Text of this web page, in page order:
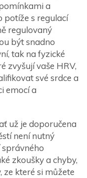
a
potíže s regulací
regulovaný
být snadno
tak na fyzické
zvyšují vaše HRV,
své srdce a
emocí a
už je doporučena
není nutný
správného
zkoušky a chyby,
ze které si můžete